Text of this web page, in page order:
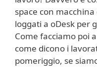
space con
loggati a oDesk per
Come facciamo poi
come dicono i
pomeriggio, se